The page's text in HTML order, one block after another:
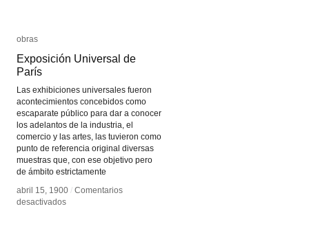
obras
Exposición Universal de
París
Las exhibiciones universales fueron
acontecimientos concebidos como
escaparate público para dar a conocer
los adelantos de la industria, el
comercio y las artes, las tuvieron como
punto de referencia original diversas
muestras que, con ese objetivo pero
de ámbito estrictamente
abril 15, 1900 / Comentarios
desactivadosen
obras
Exposición Universal de
París
abril 15, 1900 / Comentarios
desactivadosen